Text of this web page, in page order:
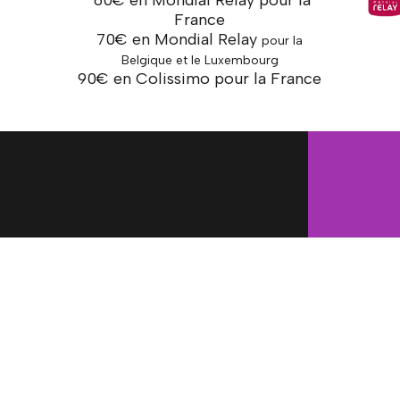
France
70€ en Mondial Relaypour la
Belgique et le Luxembourg
90€ en Colissimo pour la France